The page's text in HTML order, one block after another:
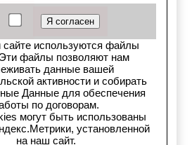
в YouTube
канал
на Drom.ru
в auto.ru
используются файлы
файлы позволяют нам
данные вашей
активности и собирать
Данные для обеспечения
по договорам.
могут быть использованы
установленной
на наш сайт.